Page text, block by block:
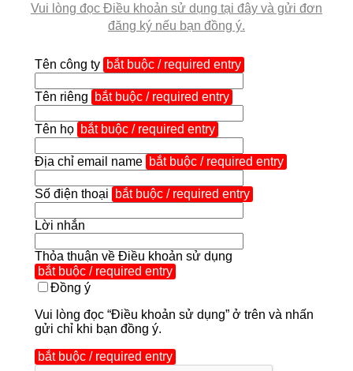
Vui lòng đọc Điều khoản sử dụng tại đây và gửi đơn
đăng ký nếu bạn đồng ý.